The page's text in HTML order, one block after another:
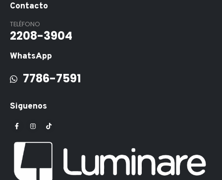
Contacto
TELÉFONO
2208-3904
WhatsApp
7786-7591
Siguenos